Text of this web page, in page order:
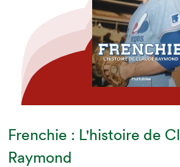
Frenchie : L'histoire de
Raymond